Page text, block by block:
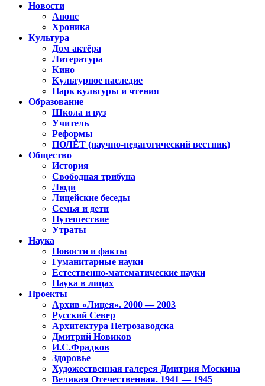
Новости
Анонс
Хроника
Культура
Дом актёра
Литература
Кино
Культурное наследие
Парк культуры и чтения
Образование
Школа и вуз
Учитель
Реформы
ПОЛЁТ (научно-педагогический вестник)
Общество
История
Свободная трибуна
Люди
Лицейские беседы
Семья и дети
Путешествие
Утраты
Наука
Новости и факты
Гуманитарные науки
Естественно-математические науки
Наука в лицах
Проекты
Архив «Лицея». 2000 — 2003
Русский Север
Архитектура Петрозаводска
Дмитрий Новиков
И.С.Фрадков
Здоровье
Художественная галерея Дмитрия Москина
Великая Отечественная. 1941 — 1945